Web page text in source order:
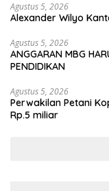
Agustus 5, 2026
Alexander Wilyo
Agustus 5, 2026
ANGGARAN MBG
PENDIDIKAN
Agustus 5, 2026
Perwakilan Petani
Rp.5 miliar